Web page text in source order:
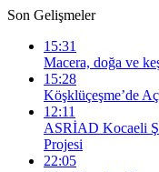
Son Gelişmeler
15:31
Macera, doğa ve
15:28
Köşklüçeşme’de
12:11
ASRİAD Kocaeli
Projesi
22:05